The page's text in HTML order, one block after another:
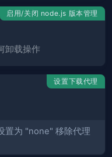
启用/关闭 node.js 版本管理
载操作
设置下载代理
置为 "none" 移除代理